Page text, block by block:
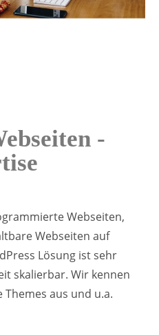
-
Webseiten,
Webseiten auf
Lösung ist sehr
skalierbar. Wir kennen
aus und u.a.